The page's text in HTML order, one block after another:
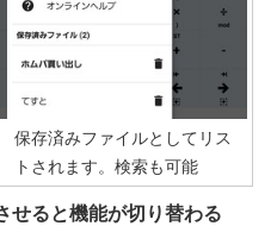
保存済みファイルとしてリス
トされます。検索も可能
せると機能が切り替わる